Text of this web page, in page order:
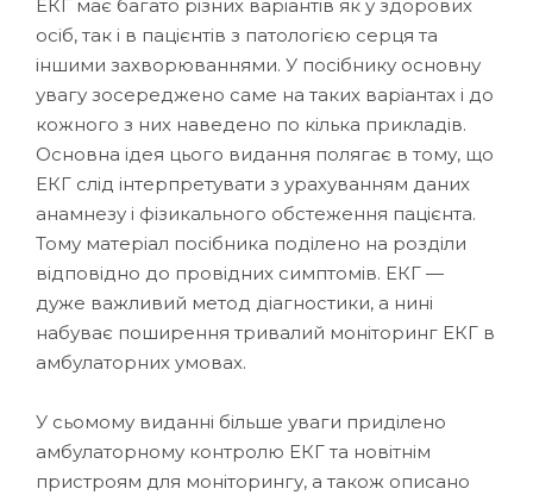
ЕКГ має багато різних варіантів як у здорових
осіб, так і в пацієнтів з патологією серця та
іншими захворюваннями. У посібнику основну
увагу зосереджено саме на таких варіантах і до
кожного з них наведено по кілька прикладів.
Основна ідея цього видання полягає в тому, що
ЕКГ слід інтерпретувати з урахуванням даних
анамнезу і фізикального обстеження пацієнта.
Тому матеріал посібника поділено на розділи
відповідно до провідних симптомів. ЕКГ —
дуже важливий метод діагностики, а нині
набуває поширення тривалий моніторинг ЕКГ в
амбулаторних умовах.
У сьомому виданні більше уваги приділено
амбулаторному контролю ЕКГ та новітнім
пристроям для моніторингу, а також описано